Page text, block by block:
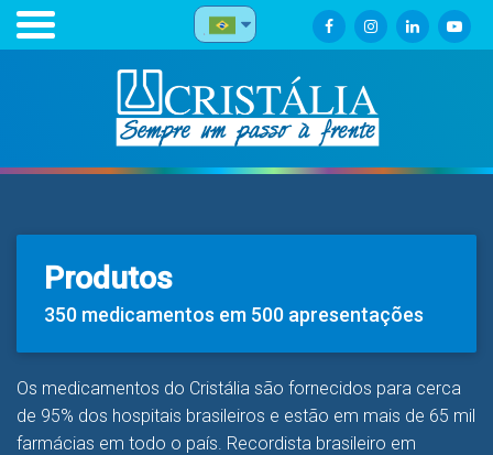
Produtos
350 medicamentos em 500 apresentações
Os medicamentos do Cristália são fornecidos para cerca
de 95% dos hospitais brasileiros e estão em mais de 65 mil
farmácias em todo o país. Recordista brasileiro em